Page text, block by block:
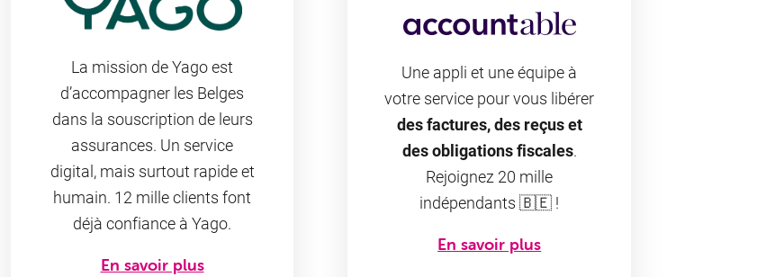
La mission de Yago est
d’accompagner les Belges
dans la souscription de leurs
assurances. Un service
digital, mais surtout rapide et
humain. 12 mille clients font
déjà confiance à Yago.
En savoir plus
Une appli et une équipe à
votre service pour vous libérer
des factures, des reçus et
des obligations fiscales.
Rejoignez 20 mille
indépendants 🇧🇪 !
En savoir plus